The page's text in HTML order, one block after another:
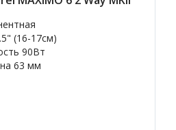
(16-17см)
90Вт
63 мм